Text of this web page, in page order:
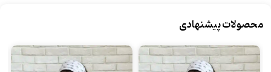
محصولات پیشنهادی